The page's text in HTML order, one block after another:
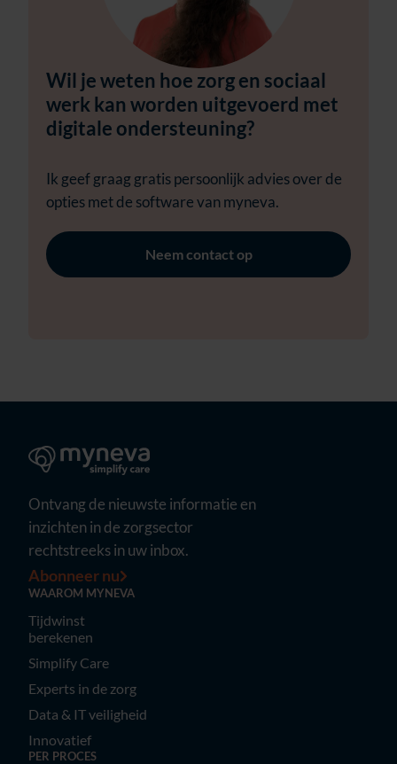
Wil je weten hoe zorg en sociaal
werk kan worden uitgevoerd met
digitale ondersteuning?
Ik geef graag gratis persoonlijk advies over de
opties met de software van myneva.
Neem contact op
Ontvang de nieuwste informatie en
inzichten in de zorgsector
rechtstreeks in uw inbox.
Abonneer nu
WAAROM MYNEVA
Tijdwinst
berekenen
Simplify Care
Experts in de zorg
Data & IT veiligheid
Innovatief
PER PROCES